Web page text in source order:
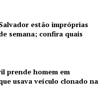
estão impróprias
semana; confira quais
prende homem em
usava veículo clonado na